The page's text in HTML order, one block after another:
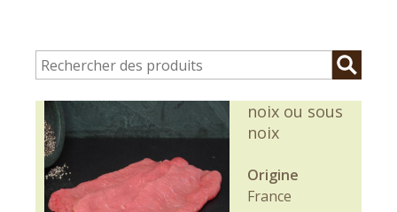
noix ou sous
noix
Origine
France